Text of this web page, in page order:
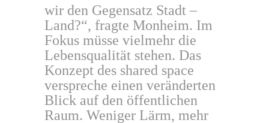
wir den Gegensatz Stadt –
Land?“, fragte Monheim. Im
Fokus müsse vielmehr die
Lebensqualität stehen. Das
Konzept des shared space
verspreche einen veränderten
Blick auf den öffentlichen
Raum. Weniger Lärm, mehr